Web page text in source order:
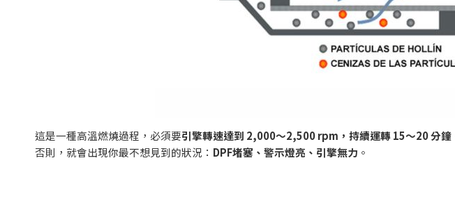
這是一種高溫燃燒過程，必須要引擎轉速達到 2,000～2,500 rpm ，持續運轉15～20分鐘
否則，就會出現你最不想見到的狀況： DPF堵塞、警示燈亮、引擎無力 。